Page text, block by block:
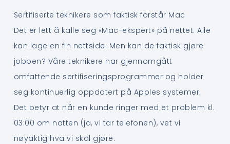
Sertifiserte teknikere som faktisk forstår Mac
Det er lett å kalle seg «Mac-ekspert» på nettet. Alle
kan lage en fin nettside. Men kan de faktisk gjøre
jobben? Våre teknikere har gjennomgått
omfattende sertifiseringsprogrammer og holder
seg kontinuerlig oppdatert på Apples systemer.
Det betyr at når en kunde ringer med et problem kl.
03:00 om natten (ja, vi tar telefonen), vet vi
nøyaktig hva vi skal gjøre.